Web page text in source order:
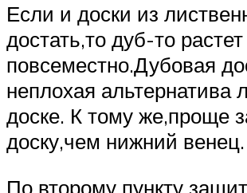
Если и доски из
достать,то дуб-то растет
повсеместно.Дубовая
неплохая альтернатива
доске. К тому же,проще
доску,чем нижний венец.
По второму пункту